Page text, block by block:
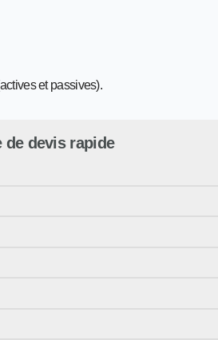
et passives).
de devis rapide